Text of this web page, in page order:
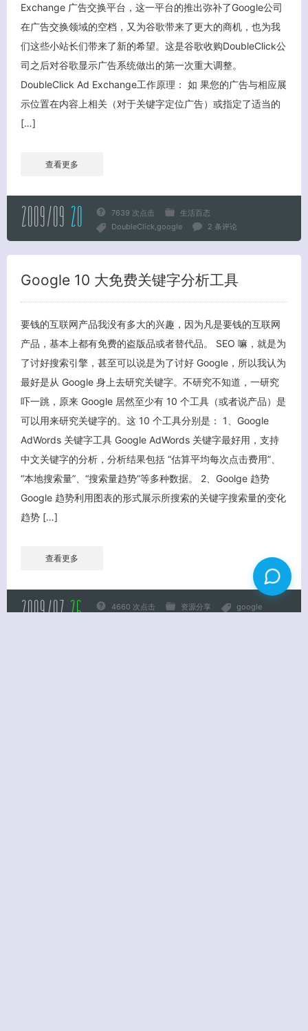
Exchange 广告交换平台，这一平台的推出弥补了Google公司
在广告交换领域的空档，又为谷歌带来了更大的商机，也为我
们这些小站长们带来了新的希望。这是谷歌收购DoubleClick公
司之后对谷歌显示广告系统做出的第一次重大调整。
DoubleClick Ad Exchange工作原理： 如 果您的广告与相应展
示位置在内容上相关（对于关键字定位广告）或指定了适当的
[…]
查看更多
2009/09 20 7639 次点击
生活百态
DoubleClick google 2 条评论
Google 10 大免费关键字分析工具
要钱的互联网产品我没有多大的兴趣，因为凡是要钱的互联网
产品，基本上都有免费的盗版品或者替代品。 SEO 嘛，就是为
了讨好搜索引擎，甚至可以说是为了讨好 Google，所以我认为
最好是从 Google 身上去研究关键字。不研究不知道，一研究
吓一跳，原来 Google 居然至少有 10 个工具（或者说产品）是
可以用来研究关键字的。这 10 个工具分别是： 1、Google
AdWords 关键字工具 Google AdWords 关键字最好用，支持
中文关键字的分析，分析结果包括 “估算平均每次点击费用”、
“本地搜索量”、“搜索量趋势”等多种数据。 2、Goolge 趋势
Google 趋势利用图表的形式展示所搜索的关键字搜索量的变化
趋势 […]
查看更多
2009/0726 4660 次点击 资源分享
google